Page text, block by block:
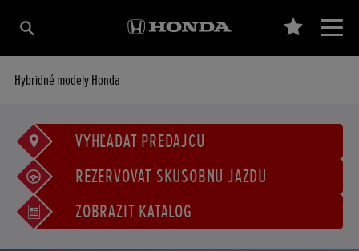
Hybridné modely Honda
VYHĽADAŤ PREDAJCU
REZERVOVAŤ SKÚŠOBNÚ JAZDU
ZOBRAZIŤ KATALÓG